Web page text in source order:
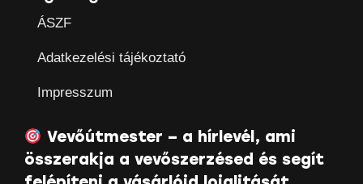
ÁSZF
Adatkezelési tájékoztató
Impresszum
Vevőútmester – a hírlevél, ami
összerakja a vevőszerzésed és segít